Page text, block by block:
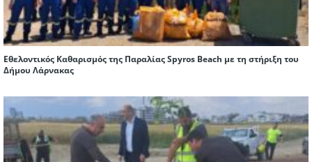
Εθελοντικός Καθαρισμός της Παραλίας Spyros Beach με τη στήριξη του
Δήμου Λάρνακας